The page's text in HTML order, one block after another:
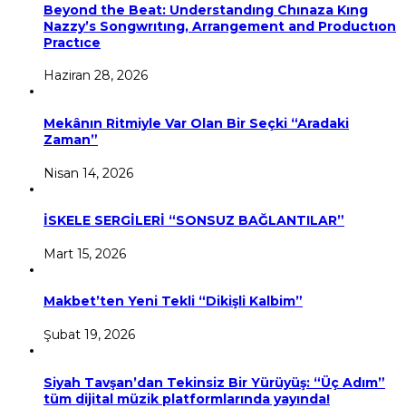
Beyond the Beat: Understandıng Chınaza Kıng
Nazzy’s Songwrıtıng, Arrangement and Productıon
Practıce
Haziran 28, 2026
Mekânın Ritmiyle Var Olan Bir Seçki “Aradaki
Zaman”
Nisan 14, 2026
İSKELE SERGİLERİ “SONSUZ BAĞLANTILAR”
Mart 15, 2026
Makbet’ten Yeni Tekli “Dikişli Kalbim”
Şubat 19, 2026
Siyah Tavşan’dan Tekinsiz Bir Yürüyüş: “Üç Adım”
tüm dijital müzik platformlarında yayında!